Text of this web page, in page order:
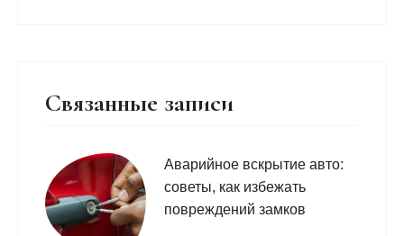
Связанные записи
Аварийное вскрытие авто:
советы, как избежать
повреждений замков